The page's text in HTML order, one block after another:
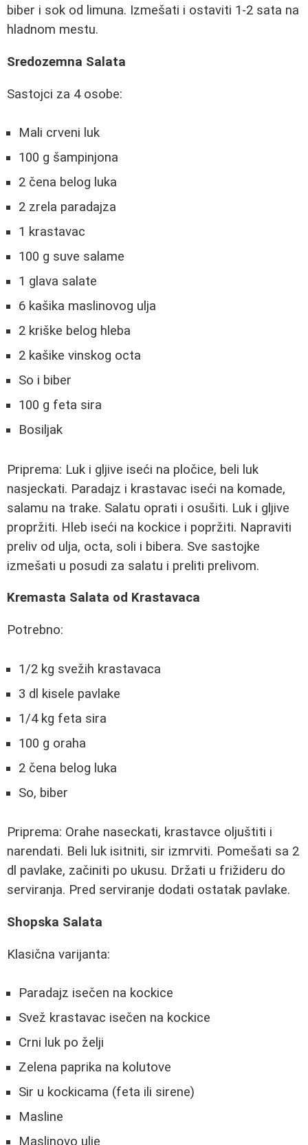
biber i sok od limuna. Izmešati i ostaviti 1-2 sata na
hladnom mestu.
Sredozemna Salata
Sastojci za 4 osobe:
Mali crveni luk
100 g šampinjona
2 čena belog luka
2 zrela paradajza
1 krastavac
100 g suve salame
1 glava salate
6 kašika maslinovog ulja
2 kriške belog hleba
2 kašike vinskog octa
So i biber
100 g feta sira
Bosiljak
Priprema: Luk i gljive iseći na pločice, beli luk
nasjeckati. Paradajz i krastavac iseći na komade,
salamu na trake. Salatu oprati i osušiti. Luk i gljive
propržiti. Hleb iseći na kockice i popržiti. Napraviti
preliv od ulja, octa, soli i bibera. Sve sastojke
izmešati u posudi za salatu i preliti prelivom.
Kremasta Salata od Krastavaca
Potrebno:
1/2 kg svežih krastavaca
3 dl kisele pavlake
1/4 kg feta sira
100 g oraha
2 čena belog luka
So, biber
Priprema: Orahe naseckati, krastavce oljuštiti i
narendati. Beli luk isitniti, sir izmrviti. Pomešati sa 2
dl pavlake, začiniti po ukusu. Držati u frižideru do
serviranja. Pred serviranje dodati ostatak pavlake.
Shopska Salata
Klasična varijanta:
Paradajz isečen na kockice
Svež krastavac isečen na kockice
Crni luk po želji
Zelena paprika na kolutove
Sir u kockicama (feta ili sirene)
Masline
Maslinovo ulje